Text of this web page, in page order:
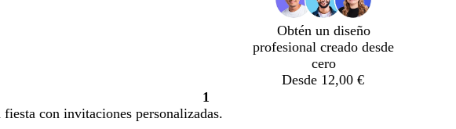
Obtén un diseño
profesional creado desde
cero
Desde 12,00 €
Página
1
1
fiesta con invitaciones personalizadas.